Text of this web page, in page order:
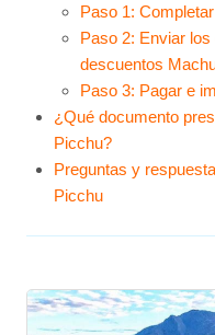
Paso 1:
Paso 2: Enviar
descuentos
Paso 3: Pagar e
¿Qué documento
Picchu?
Preguntas y
Picchu